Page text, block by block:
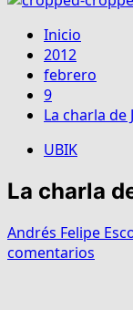
Inicio
2012
febrero
9
La charla de
UBIK
La charla
Andrés Felipe
comentarios